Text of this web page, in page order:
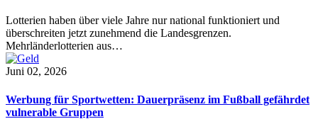
Lotterien haben über viele Jahre nur national funktioniert und
überschreiten jetzt zunehmend die Landesgrenzen.
Mehrländerlotterien aus…
Juni 02, 2026
Werbung für Sportwetten: Dauerpräsenz im Fußball gefährdet
vulnerable Gruppen